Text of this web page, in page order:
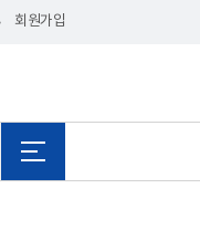
회원가입